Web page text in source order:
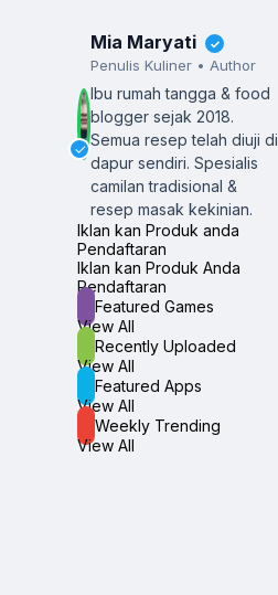
✓
Mia Maryati ✓
Penulis Kuliner • Author
Ibu rumah tangga & food
blogger sejak 2018.
Semua resep telah diuji di
dapur sendiri.Spesialis
camilan tradisional &
resep masak kekinian.
Iklan kan Produk anda
Pendaftaran
Iklan kan Produk Anda
Pendaftaran
Featured Games
View All
Recently Uploaded
View All
Featured Apps
View All
Weekly Trending
View All